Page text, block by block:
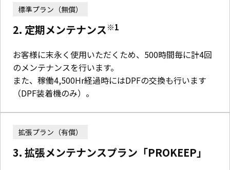
標準プラン（無償）
2. 定期メンテナンス※1
お客様に末永く使用いただくため、500時間毎に計4回
のメンテナンスを行います。
また、稼働4,500Hr経過時にはDPFの交換も行います
（DPF装着機のみ）。
拡張プラン（有償）
3. 拡張メンテナンスプラン「PROKEEP」